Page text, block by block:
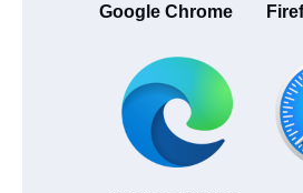
Google Chrome